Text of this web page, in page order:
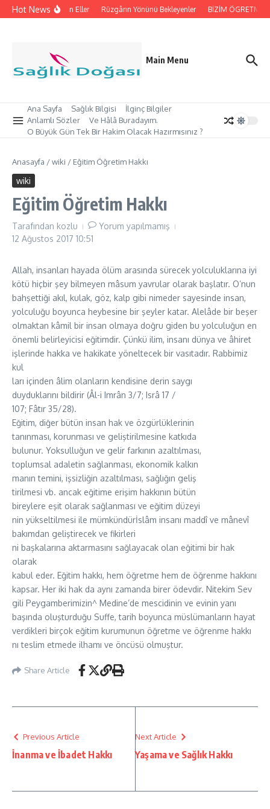
İçeriğe atla
Hot Newsİpleri Tutan Eller Rüzgârın Yönünü Bekleyenler BİZİM
Main Menu
Ana Sayfa Sağlık Bilgisi
İlginç Bilgiler
Anlamlı Sözler
Ve Hâlâ Buradayım.
O Büyük Gün Tek Bir Hakim Olacak Hazırmısınız ?
Anasayfa /wiki / Eğitim Öğretim Hakkı
wiki
Eğitim Öğretim Hakkı
Tarafından kozlu
Yorum yapılmamış
12 Ağustos 2017 10:51
Allah, insanları hayada ölüm arasında sürecek yolculuklarına iyi
kötü hiçbir şey bilmeyen mâsum yavrular olarak başlatır. O’nun
bahşettiği akıl, kulak, göz, kalp gibi nimeder sayesinde insan,
yolculuğu boyunca heybesine bir şeyler katar. Alelâde bir beşer
olmaktan kâmil bir insan olmaya doğru giden bu yolculuğun en
önemli belirleyicisi eğitimdir. Çünkü ilim, insanı dünya ve âhiret
işlerinde hakka ve hakikate yöneltecek bir vasıtadır. Rabbimiz
kul
ları içinden âlim olanların kendisine derin saygı
duyduklarını bildirir (Âl-i Imrân 3/7; Isrâ 17 /
107; Fâtır 35/28).
Eğitim, diğer bütün insan hak ve özgürlüklerinin
tanınması, korunması ve geliştirilmesine katkıda
bulunur. Yoksulluğun ve gelir farkının azaltılması,
toplumsal adaletin sağlanması, ekonomik kalkın
manın temini, işsizliğin azaltılması, sağlığın geliş
tirilmesi vb. ancak eğitime erişim hakkının bütün
bireylere eşit olarak sağlanması ve eğitim düzeyi
nin yükseltilmesi ile mümkündürİslâm insanı maddî ve mânevî
bakımdan geliştirecek ve fikirleri
ni başkalarına aktarmasını sağlayacak olan eğitimi bir hak
olarak
kabul eder. Eğitim hakkı, hem öğretme hem de öğrenme hakkını
kapsar. Her iki hak da aynı zamanda birer ödevdir. Nitekim Sev
gili Peygamberimizin^ Medine’de mescidinin ve evinin yanı
başında oluşturduğu Suffe, tarih boyunca müslümanların hayat
verdikleri birçok eğitim kurumunun öğretme ve öğrenme hakkı
nı teslim etmede ilhamı ve öncüsü olmuştur.
Share Article
Previous Article
İnanma ve İbadet Hakkı
Next Article
Yaşama ve Sağlık Hakkı